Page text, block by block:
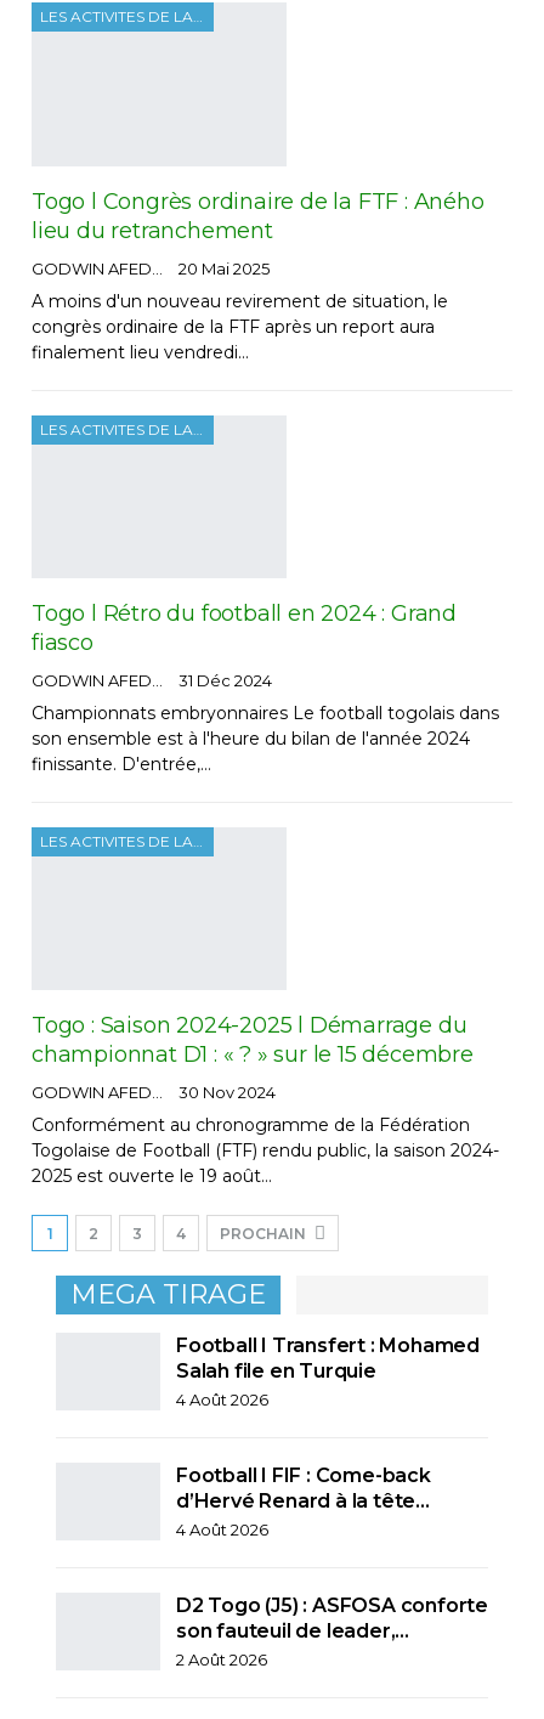
LES ACTIVITES DE LA FTF
Togo l Congrès ordinaire de la FTF : Aného
lieu du retranchement
20 Mai 2025
A moins d'un nouveau revirement de situation, le
congrès ordinaire de la FTF après un report aura
finalement lieu vendredi…
Togo l Rétro du football en 2024 : Grand
fiasco
31 Déc 2024
Championnats embryonnaires Le football togolais dans
son ensemble est à l'heure du bilan de l'année 2024
finissante. D'entrée,…
LES ACTIVITES DE LA FTF
Togo : Saison 2024-2025 l Démarrage du
championnat D1 : « ? » sur le 15 décembre
GODWIN AFEDO 30 Nov 2024
Conformément au chronogramme de la Fédération
Togolaise de Football (FTF) rendu public, la saison 2024-
2025 est ouverte le 19 août…
1 2 3 4 PROCHAIN
MEGA TIRAGE
Football I Transfert : Mohamed
Salah file en Turquie
4 Août 2026
Football I FIF : Come-back
d’Hervé Renard à la tête…
4 Août 2026
D2 Togo (J5) : ASFOSA conforte
son fauteuil de leader,…
2 Août 2026